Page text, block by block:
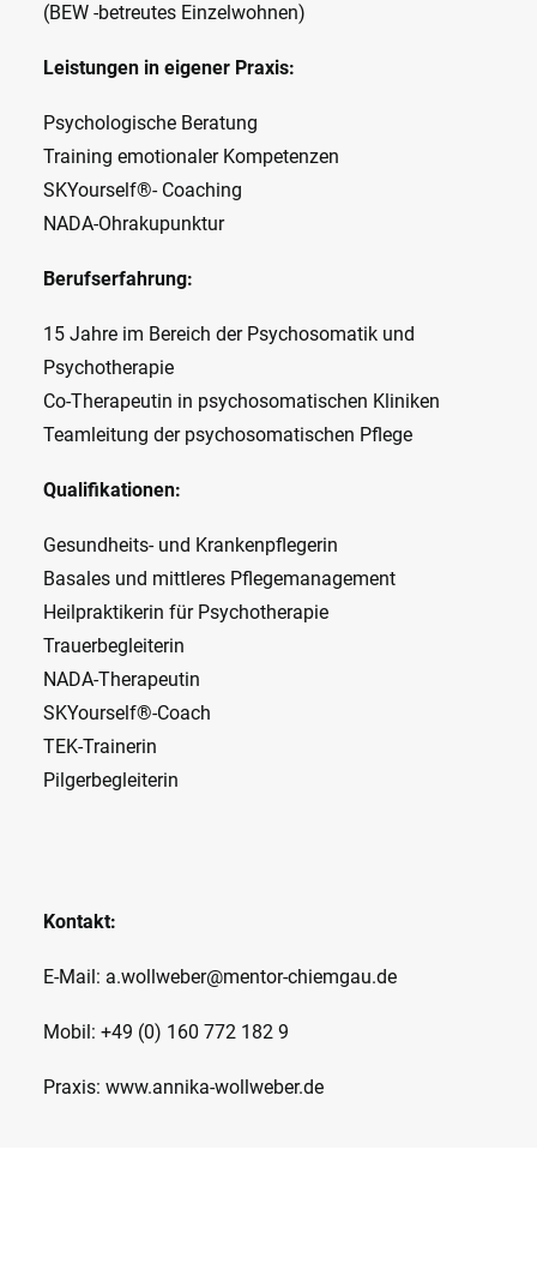
(BEW -betreutes Einzelwohnen)
Leistungen in eigener Praxis:
Psychologische Beratung
Training emotionaler Kompetenzen
SKYourself®- Coaching
NADA-Ohrakupunktur
Berufserfahrung:
15 Jahre im Bereich der Psychosomatik und
Psychotherapie
Co-Therapeutin in psychosomatischen Kliniken
Teamleitung der psychosomatischen Pflege
Qualifikationen:
Gesundheits- und Krankenpflegerin
Basales und mittleres Pflegemanagement
Heilpraktikerin für Psychotherapie
Trauerbegleiterin
NADA-Therapeutin
SKYourself®-Coach
TEK-Trainerin
Pilgerbegleiterin
Kontakt:
E-Mail: a.wollweber@mentor-chiemgau.de
Mobil: +49 (0) 160 772 182 9
Praxis: www.annika-wollweber.de